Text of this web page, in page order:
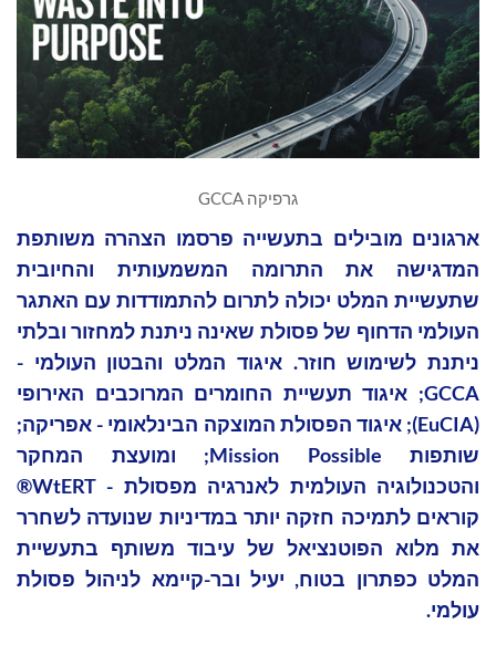
גרפיקה GCCA
ארגונים מובילים בתעשייה פרסמו הצהרה משותפת
המדגישה את התרומה המשמעותית והחיובית
שתעשיית המלט יכולה לתרום להתמודדות עם האתגר
העולמי הדחוף של פסולת שאינה ניתנת למחזור ובלתי
ניתנת לשימוש חוזר. איגוד המלט והבטון העולמי -
GCCA; איגוד תעשיית החומרים המרוכבים האירופי
(EuCIA); איגוד הפסולת המוצקה הבינלאומי - אפריקה;
שותפות Mission Possible; ומועצת המחקר
והטכנולוגיה העולמית לאנרגיה מפסולת - WtERT®
קוראים לתמיכה חזקה יותר במדיניות שנועדה לשחרר
את מלוא הפוטנציאל של עיבוד משותף בתעשיית
המלט כפתרון בטוח, יעיל ובר-קיימא לניהול פסולת
עולמי.